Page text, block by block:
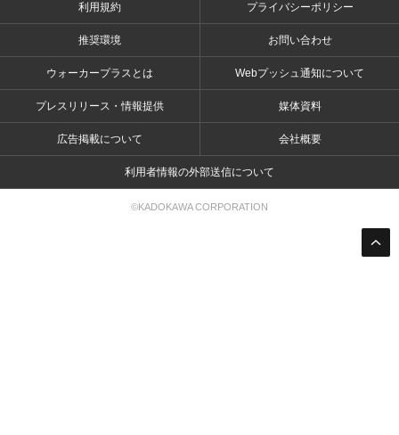
利用規約 プライバシーポリシー
推奨環境 お問い合わせ
ウォーカープラスとは Webプッシュ通知について
プレスリリース・情報提供 媒体資料
広告掲載について 会社概要
利用者情報の外部送信について
©KADOKAWA CORPORATION